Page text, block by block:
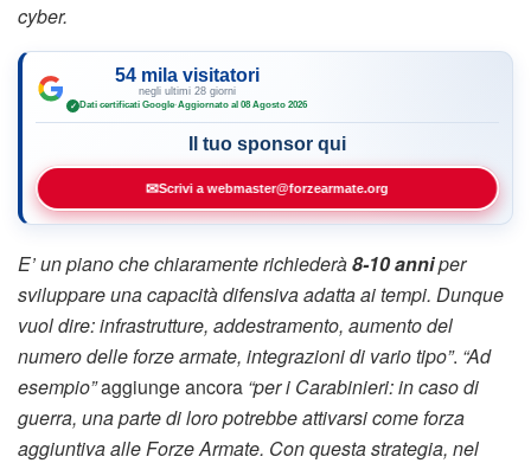
cyber.
54 mila visitatori
negli ultimi 28 giorni
✓ Dati certificati Google·Aggiornato al 08 Agosto 2026
Il tuo sponsor qui
✉Scrivi a webmaster@forzearmate.org
E’ un piano che chiaramente richiederà8-10 anniper
sviluppare una capacità difensiva adatta ai tempi. Dunque
vuol dire: infrastrutture, addestramento, aumento del
numero delle forze armate, integrazioni di vario tipo”. “Ad
esempio”aggiunge ancora “per i Carabinieri: in caso di
guerra, una parte di loro potrebbe attivarsi come forza
aggiuntiva alle Forze Armate. Con questa strategia, nel